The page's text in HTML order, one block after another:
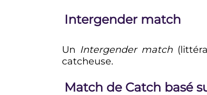
Intergender match
Un Intergender match
catcheuse.
Match de Catch basé